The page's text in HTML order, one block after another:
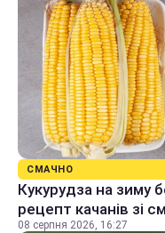
СМАЧНО
Кукурудза на зиму
рецепт качанів зі
08 серпня 2026, 16:27